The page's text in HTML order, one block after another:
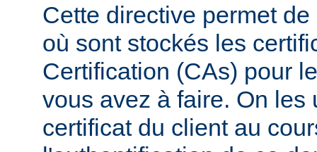
Cette directive permet
où sont stockés les
Certification (CAs) pour
vous avez à faire. On les
certificat du client au